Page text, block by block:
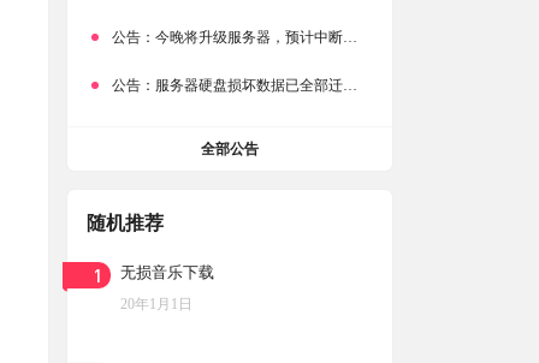
公告： 今晚将升级服务器，预计中断时常为1分钟
公告： 服务器硬盘损坏数据已全部迁移备份，网站恢复完成！
全部公告
随机推荐
1 无损音乐下载
20年1月1日